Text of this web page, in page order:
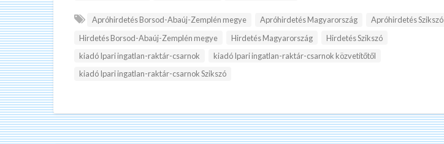
Apróhirdetés Borsod-Abaúj-Zemplén megye Apróhirdetés Magyarország
Apróhirdetés Szikszó
Hirdetés Borsod-Abaúj-Zemplén megye
Hirdetés Magyarország
Hirdetés Szikszó
kiadó Ipari ingatlan-raktár-csarnok
kiadó Ipari ingatlan-raktár-csarnok közvetítőtől
kiadó Ipari ingatlan-raktár-csarnok Szikszó